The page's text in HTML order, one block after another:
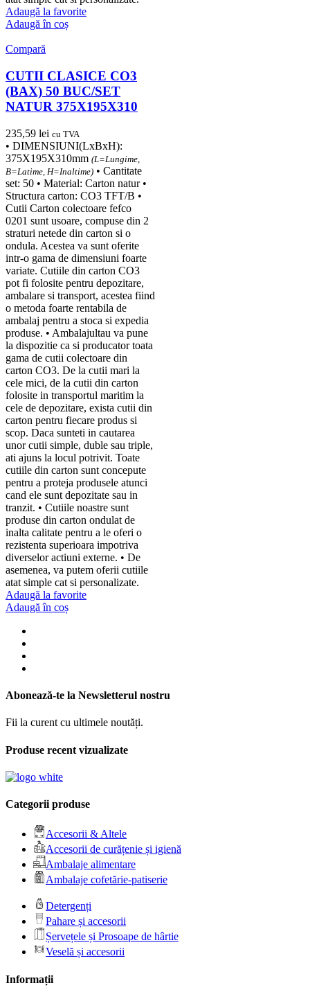
Adaugă la favorite
Adaugă în coș
Compară
CUTII CLASICE CO3
(BAX) 50 BUC/SET
NATUR 375X195X310
235,59 lei cu TVA
• DIMENSIUNI(LxBxH):
375X195X310mm (L=Lungime,
B=Latime, H=Inaltime) • Cantitate
set: 50 • Material: Carton natur •
Structura carton: CO3 TFT/B •
Cutii Carton colectoare fefco
0201 sunt usoare, compuse din 2
straturi netede din carton si o
ondula. Acestea va sunt oferite
intr-o gama de dimensiuni foarte
variate. Cutiile din carton CO3
pot fi folosite pentru depozitare,
ambalare si transport, acestea fiind
o metoda foarte rentabila de
ambalaj pentru a stoca si expedia
produse. • Ambalajultau va pune
la dispozitie ca si producator toata
gama de cutii colectoare din
carton CO3. De la cutii mari la
cele mici, de la cutii din carton
folosite in transportul maritim la
cele de depozitare, exista cutii din
carton pentru fiecare produs si
scop. Daca sunteti in cautarea
unor cutii simple, duble sau triple,
ati ajuns la locul potrivit. Toate
cutiile din carton sunt concepute
pentru a proteja produsele atunci
cand ele sunt depozitate sau in
tranzit. • Cutiile noastre sunt
produse din carton ondulat de
inalta calitate pentru a le oferi o
rezistenta superioara impotriva
diverselor actiuni externe. • De
asemenea, va putem oferii cutiile
atat simple cat si personalizate.
Adaugă la favorite
Adaugă în coș
Abonează-te la Newsletterul nostru
Fii la curent cu ultimele noutăți.
Produse recent vizualizate
Categorii produse
Accesorii & Altele
Accesorii de curățenie și igienă
Ambalaje alimentare
Ambalaje cofetărie-patiserie
Detergenți
Pahare și accesorii
Șervețele și Prosoape de hârtie
Veselă și accesorii
Informații